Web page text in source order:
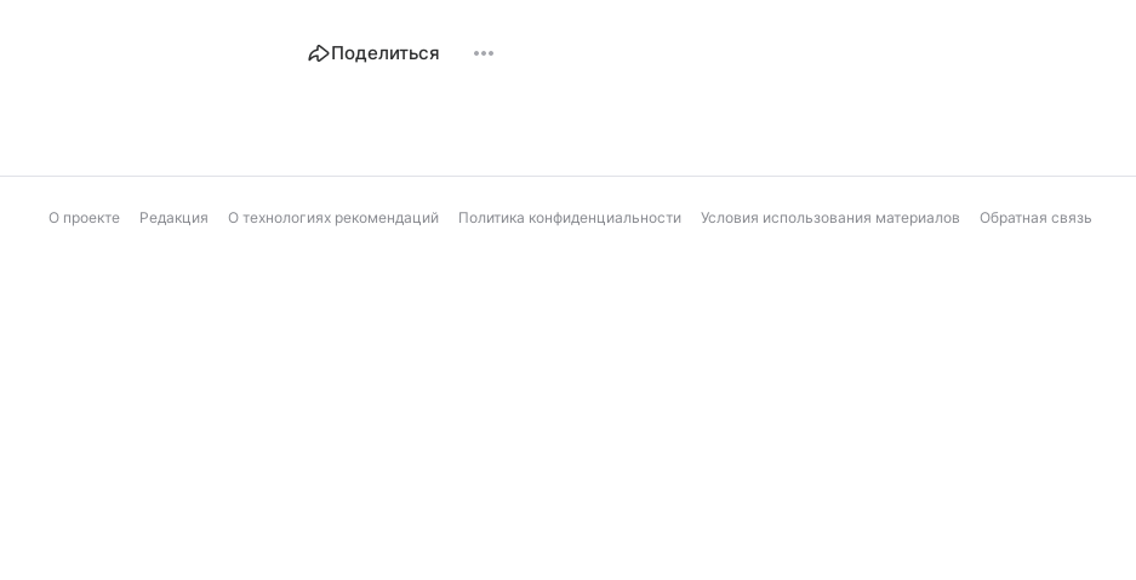
Поделиться
О проекте Редакция О технологиях рекомендаций Политика конфиденциальности Условия использования материалов Обратная связь